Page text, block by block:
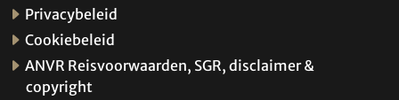
Privacybeleid
Cookiebeleid
ANVR Reisvoorwaarden, SGR, disclaimer &
copyright